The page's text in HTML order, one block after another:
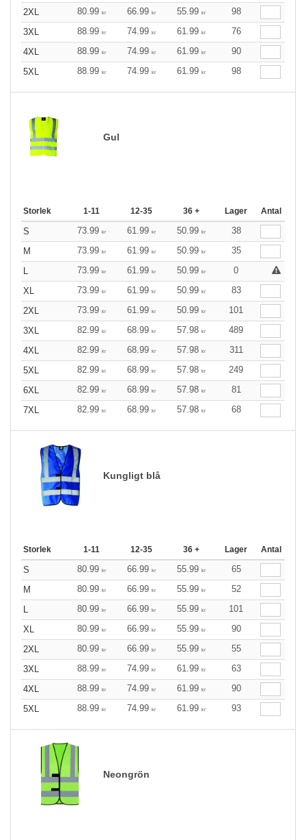
2XL 80.99 kr 66.99 kr 55.99 kr
98
3XL
88.99 kr 74.99 kr 61.99 kr
76
4XL
88.99 kr 74.99 kr 61.99 kr
90
5XL
88.99 kr 74.99 kr 61.99 kr 98
Gul
Storlek 1-11 12-35 36 + Lager Antal
S 73.99 kr 61.99 kr 50.99 kr
38
M
73.99 kr 61.99 kr 50.99 kr
35
L
73.99 kr 61.99 kr 50.99 kr
0
XL
73.99 kr 61.99 kr 50.99 kr
83
2XL
73.99 kr 61.99 kr 50.99 kr
101
3XL
82.99 kr 68.99 kr 57.98 kr
489
4XL
82.99 kr 68.99 kr 57.98 kr
311
5XL
82.99 kr 68.99 kr 57.98 kr
249
6XL
82.99 kr 68.99 kr 57.98 kr
81
7XL
82.99 kr 68.99 kr 57.98 kr 68
Kungligt blå
Storlek 1-11 12-35 36 + Lager Antal
S 80.99 kr 66.99 kr 55.99 kr
65
M
80.99 kr 66.99 kr 55.99 kr
52
L
80.99 kr 66.99 kr 55.99 kr
101
XL
80.99 kr 66.99 kr 55.99 kr
90
2XL
80.99 kr 66.99 kr 55.99 kr
55
3XL
88.99 kr 74.99 kr 61.99 kr
63
4XL
88.99 kr 74.99 kr 61.99 kr
90
5XL
88.99 kr 74.99 kr 61.99 kr 93
Neongrön